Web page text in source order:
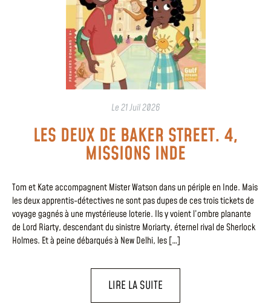
Le21 Juil 2026
LES DEUX DE BAKER STREET. 4,
MISSIONS INDE
Tom et Kate accompagnent Mister Watson dans un périple en Inde. Mais
les deux apprentis-détectives ne sont pas dupes de ces trois tickets de
voyage gagnés à une mystérieuse loterie. Ils y voient l’ombre planante
de Lord Riarty, descendant du sinistre Moriarty, éternel rival de Sherlock
Holmes. Et à peine débarqués à New Delhi, les […]
LIRE LA SUITE